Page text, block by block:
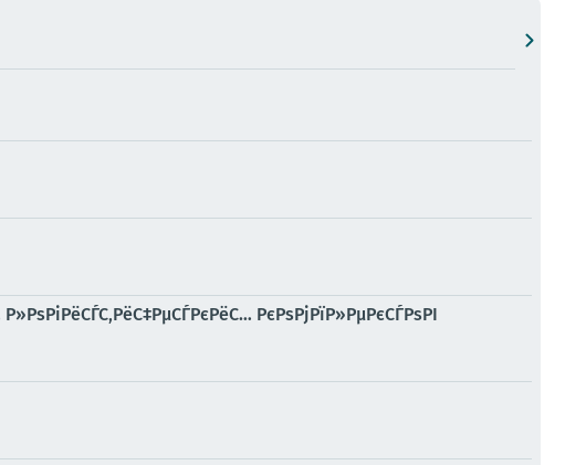
РєРѕРјРїР»РµРєСЃРѕРІ